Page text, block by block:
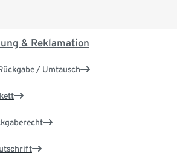
& Reklamation
/ Umtausch